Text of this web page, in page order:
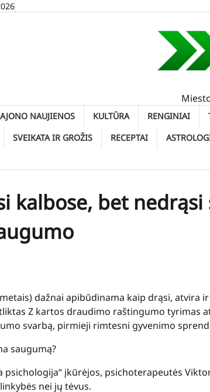
NAUJIENOS KULTŪRA RENGINIAI
SVEIKATA IR GROŽIS RECEPTAI
kalbose, bet
dažnai apibūdinama kaip drąsi, atvira
Z kartos draudimo raštingumo tyrimas
svarbą, pirmieji rimtesni gyvenimo
saugumą?
psichologija“ įkūrėjos, psichoterapeutės
nei jų tėvus.